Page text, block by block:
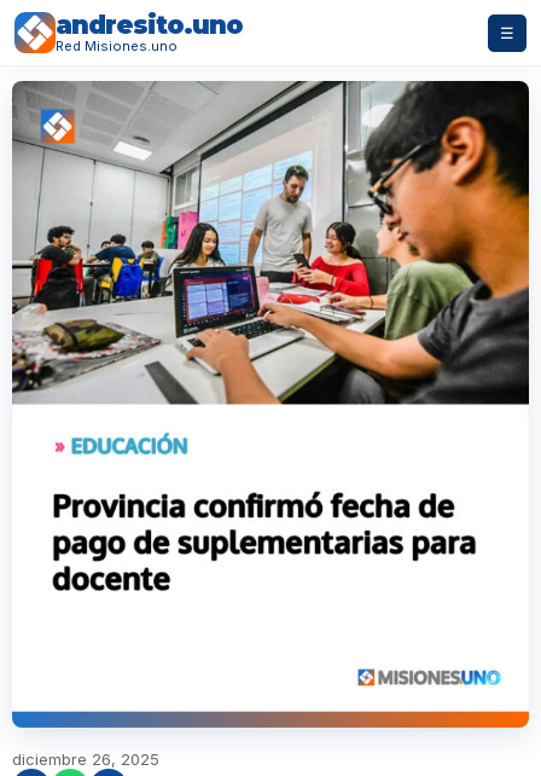
andresito.uno
Red Misiones.uno
☰
diciembre 26, 2025